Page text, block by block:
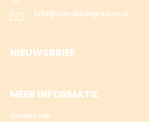
info@claudiadegraauw.nl
NIEUWSBRIEF
MEER INFORMATIE
Onderzoek